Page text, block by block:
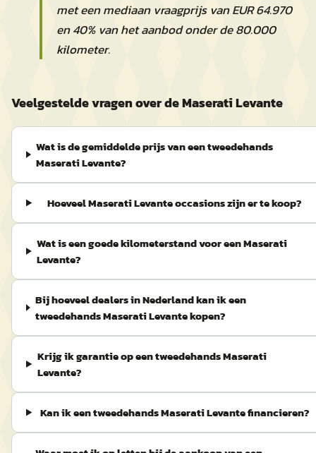
met een mediaan vraagprijs van EUR 64.970
en 40% van het aanbod onder de 80.000
kilometer.
Veelgestelde vragen over de Maserati Levante
Wat is de gemiddelde prijs van een tweedehands
Maserati Levante?
Hoeveel Maserati Levante occasions zijn er te koop?
Wat is een goede kilometerstand voor een Maserati
Levante?
Bij hoeveel dealers in Nederland kan ik een
tweedehands Maserati Levante kopen?
Krijg ik garantie op een tweedehands Maserati
Levante?
Kan ik een tweedehands Maserati Levante financieren?